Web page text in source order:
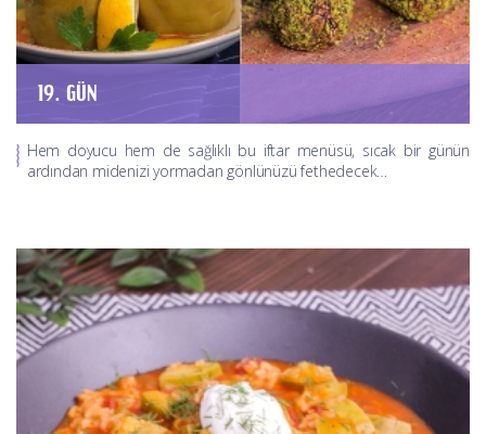
19. GÜN
Hem doyucu hem de sağlıklı bu iftar menüsü, sıcak bir günün
ardından midenizi yormadan gönlünüzü fethedecek…